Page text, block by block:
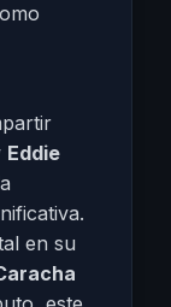
Eddie
en su